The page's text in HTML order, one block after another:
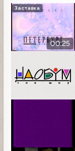
00:25
Заставка